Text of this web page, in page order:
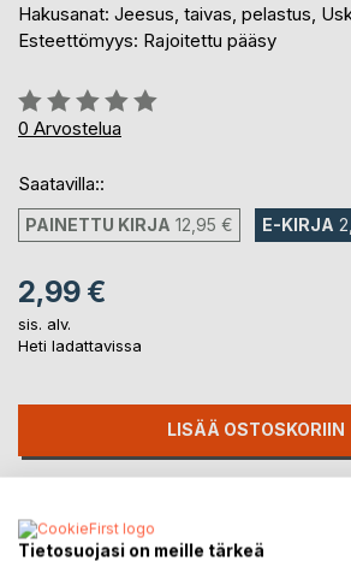
Hakusanat: Jeesus, taivas, pelastus,
Esteettömyys: Rajoitettu pääsy
Arvostelu::
0%
0 Arvostelua
Saatavilla::
PAINETTU KIRJA 12,95 € E-KIRJA
2,99 €
sis. alv.
Heti ladattavissa
LISÄÄ OSTOSKORIIN
Arvostele tuote
Tietosuojasi on meille tärkeä